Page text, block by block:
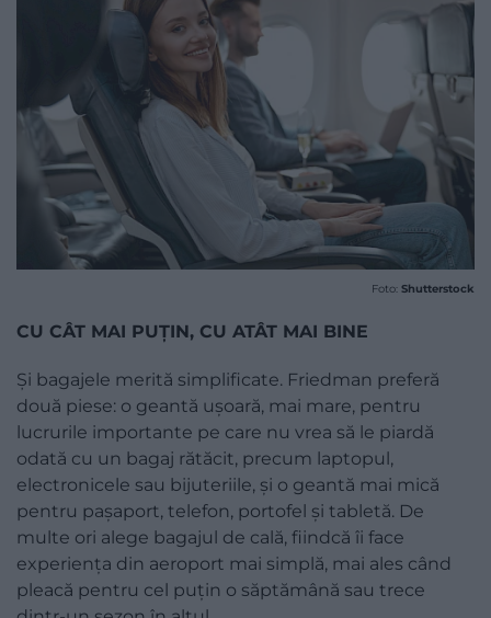
Foto: Shutterstock
CU CÂT MAI PUȚIN, CU ATÂT MAI BINE
Și bagajele merită simplificate. Friedman preferă
două piese: o geantă ușoară, mai mare, pentru
lucrurile importante pe care nu vrea să le piardă
odată cu un bagaj rătăcit, precum laptopul,
electronicele sau bijuteriile, și o geantă mai mică
pentru pașaport, telefon, portofel și tabletă. De
multe ori alege bagajul de cală, fiindcă îi face
experiența din aeroport mai simplă, mai ales când
pleacă pentru cel puțin o săptămână sau trece